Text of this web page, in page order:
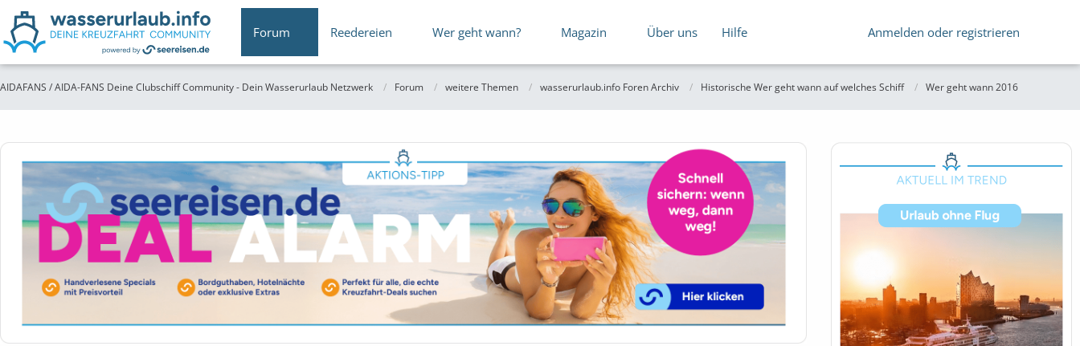
Forum Reedereien Wer geht wann? Magazin Über uns Hilfe Anmelden oder registrieren
AIDAFANS / AIDA-FANS Deine Clubschiff Community - Dein Wasserurlaub Netzwerk Forum weitere Themen wasserurlaub.info Foren Archiv Historische Wer geht wann auf welches Schiff Wer geht wann 2016